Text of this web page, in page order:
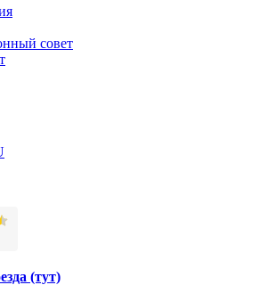
совет
(тут)